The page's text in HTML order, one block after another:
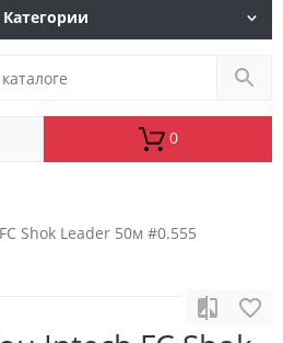
Категории
0
Shok Leader 50м #0.555